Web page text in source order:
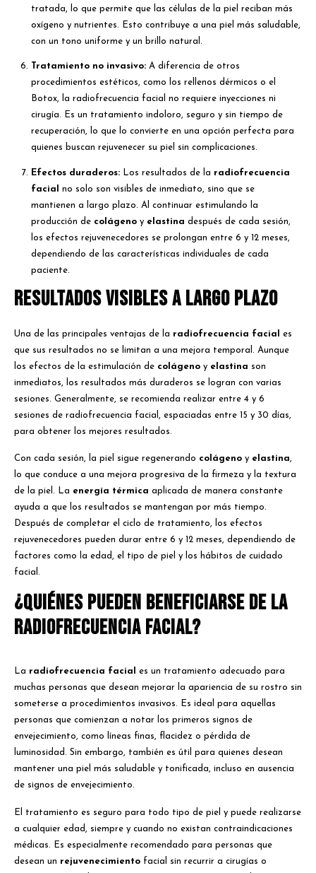
tratada, lo que permite que las células de la piel reciban más
oxígeno y nutrientes. Esto contribuye a una piel más saludable,
con un tono uniforme y un brillo natural.
Tratamiento no invasivo:A diferencia de otros
procedimientos estéticos, como los rellenos dérmicos o el
Botox, la radiofrecuencia facial no requiere inyecciones ni
cirugía. Es un tratamiento indoloro, seguro y sin tiempo de
recuperación, lo que lo convierte en una opción perfecta para
quienes buscan rejuvenecer su piel sin complicaciones.
Efectos duraderos: Los resultados de la radiofrecuencia
facialno solo son visibles de inmediato, sino que se
mantienen a largo plazo. Al continuar estimulando la
producción de colágenoy elastinadespués de cada sesión,
los efectos rejuvenecedores se prolongan entre 6 y 12 meses,
dependiendo de las características individuales de cada
paciente.
Resultados visibles a largo plazo
Una de las principales ventajas de la radiofrecuencia facial es
que sus resultados no se limitan a una mejora temporal. Aunque
los efectos de la estimulación de colágeno y elastina son
inmediatos, los resultados más duraderos se logran con varias
sesiones. Generalmente, se recomienda realizar entre 4 y 6
sesiones de radiofrecuencia facial, espaciadas entre 15 y 30 días,
para obtener los mejores resultados.
Con cada sesión, la piel sigue regenerando colágeno y elastina,
lo que conduce a una mejora progresiva de la firmeza y la textura
de la piel. La energía térmica aplicada de manera constante
ayuda a que los resultados se mantengan por más tiempo.
Después de completar el ciclo de tratamiento, los efectos
rejuvenecedores pueden durar entre 6 y 12 meses, dependiendo de
factores como la edad, el tipo de piel y los hábitos de cuidado
facial.
¿Quiénes pueden beneficiarse de la
radiofrecuencia facial?
La radiofrecuencia facial es un tratamiento adecuado para
muchas personas que desean mejorar la apariencia de su rostro sin
someterse a procedimientos invasivos. Es ideal para aquellas
personas que comienzan a notar los primeros signos de
envejecimiento, como líneas finas, flacidez o pérdida de
luminosidad. Sin embargo, también es útil para quienes desean
mantener una piel más saludable y tonificada, incluso en ausencia
de signos de envejecimiento.
El tratamiento es seguro para todo tipo de piel y puede realizarse
a cualquier edad, siempre y cuando no existan contraindicaciones
médicas. Es especialmente recomendado para personas que
desean un rejuvenecimiento facial sin recurrir a cirugías o